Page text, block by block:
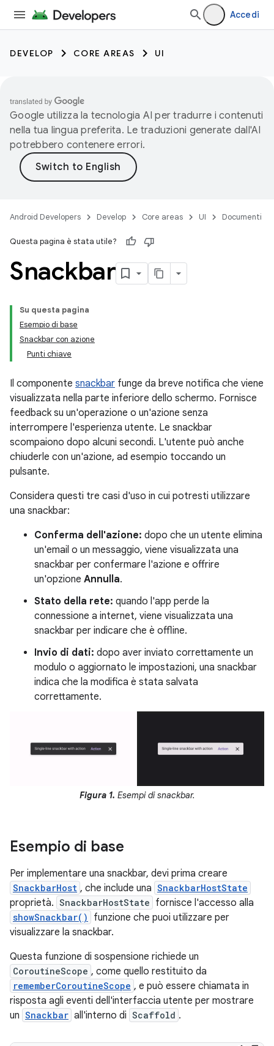
Accedi
DEVELOP CORE AREAS UI
Google utilizza la tecnologia AI per tradurre i contenuti
nella tua lingua preferita. Le traduzioni generate dall'AI
potrebbero contenere errori.
Android Developers Develop Core areas UI Documenti
Questa pagina è stata utile?
Snackbar
Su questa pagina
Esempio di base
Snackbar con azione
Punti chiave
Il componente snackbar funge da breve notifica che viene
visualizzata nella parte inferiore dello schermo. Fornisce
feedback su un'operazione o un'azione senza
interrompere l'esperienza utente. Le snackbar
scompaiono dopo alcuni secondi. L'utente può anche
chiuderle con un'azione, ad esempio toccando un
pulsante.
Considera questi tre casi d'uso in cui potresti utilizzare
una snackbar:
Conferma dell'azione: dopo che un utente elimina
un'email o un messaggio, viene visualizzata una
snackbar per confermare l'azione e offrire
un'opzione Annulla.
Stato della rete: quando l'app perde la
connessione a internet, viene visualizzata una
snackbar per indicare che è offline.
Invio di dati: dopo aver inviato correttamente un
modulo o aggiornato le impostazioni, una snackbar
indica che la modifica è stata salvata
correttamente.
Figura 1. Esempi di snackbar.
Esempio di base
Per implementare una snackbar, devi prima creare
SnackbarHost , che include una SnackbarHostState
proprietà. SnackbarHostState fornisce l'accesso alla
showSnackbar()
funzione che puoi utilizzare per
visualizzare la snackbar.
Questa funzione di sospensione richiede un
CoroutineScope , come quello restituito da
rememberCoroutineScope , e può essere chiamata in
risposta agli eventi dell'interfaccia utente per mostrare
un Snackbar all'interno di Scaffold .